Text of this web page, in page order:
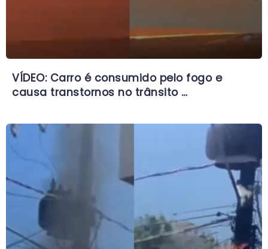
VÍDEO: Carro é consumido pelo fogo e
causa transtornos no trânsito …